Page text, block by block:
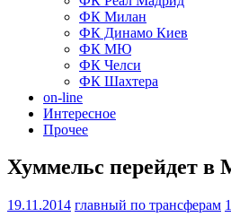
ФК Милан
ФК Динамо Киев
ФК МЮ
ФК Челси
ФК Шахтера
on-line
Интересное
Прочее
Хуммельс перейдет
19.11.2014 главный по трансферам